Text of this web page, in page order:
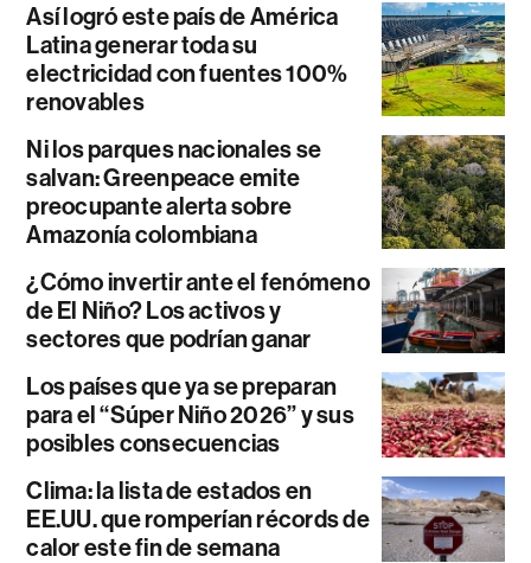
Así logró este país de América
Latina generar toda su
electricidad con fuentes 100%
renovables
Ni los parques nacionales se
salvan: Greenpeace emite
preocupante alerta sobre
Amazonía colombiana
¿Cómo invertir ante el fenómeno
de El Niño? Los activos y
sectores que podrían ganar
Los países que ya se preparan
para el “Súper Niño 2026” y sus
posibles consecuencias
Clima: la lista de estados en
EE.UU. que romperían récords de
calor este fin de semana